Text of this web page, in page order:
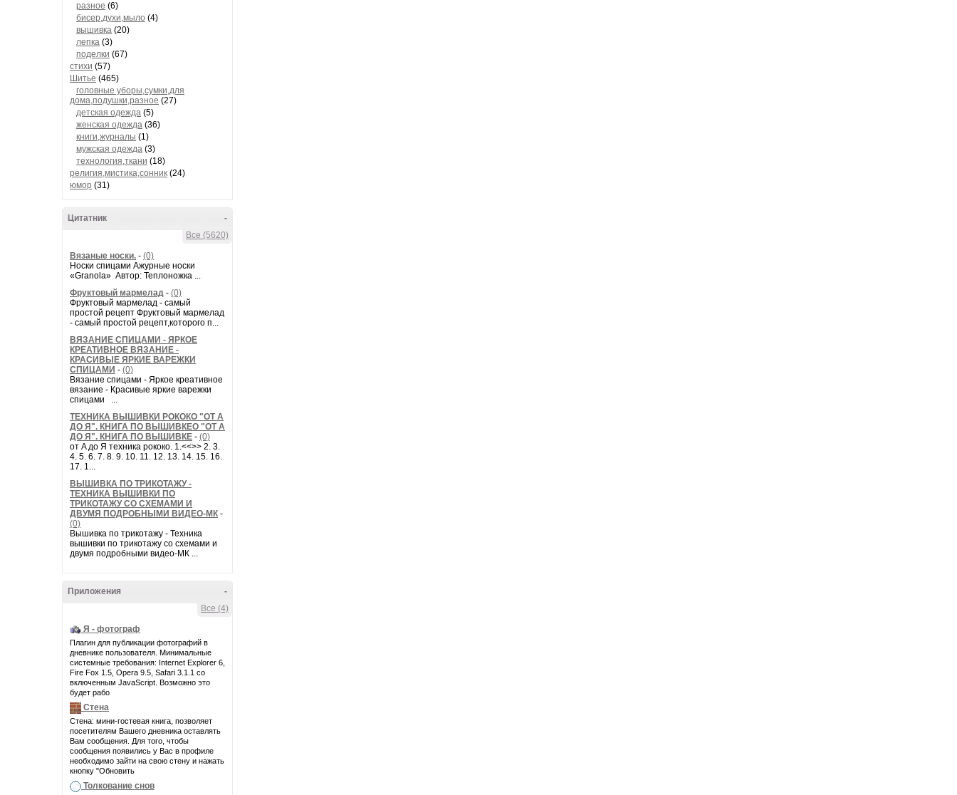
разное (6)
бисер,духи,мыло (4)
вышивка (20)
лепка (3)
поделки (67)
стихи (57)
Шитье (465)
головные уборы,сумки,для
дома,подушки,разное (27)
детская одежда (5)
женская одежда (36)
книги,журналы (1)
мужская одежда (3)
технология,ткани (18)
религия,мистика,сонник (24)
юмор (31)
-
Цитатник
Все (5620)
Вязаные носки. - (0)
Носки спицами Ажурные носки
«Granola» Автор: Теплоножка ...
Фруктовый мармелад - (0)
Фруктовый мармелад - самый
простой рецепт Фруктовый мармелад
- самый простой рецепт,которого п...
ВЯЗАНИЕ СПИЦАМИ - ЯРКОЕ
КРЕАТИВНОЕ ВЯЗАНИЕ -
КРАСИВЫЕ ЯРКИЕ ВАРЕЖКИ
СПИЦАМИ - (0)
Вязание спицами - Яркое креативное
вязание - Красивые яркие варежки
спицами ...
ТЕХНИКА ВЫШИВКИ РОКОКО "ОТ А
ДО Я". КНИГА ПО ВЫШИВКЕО "ОТ А
ДО Я". КНИГА ПО ВЫШИВКЕ - (0)
от A до Я техника рококо. 1.<<>> 2. 3.
4. 5. 6. 7. 8. 9. 10. 11. 12. 13. 14. 15. 16.
17. 1...
ВЫШИВКА ПО ТРИКОТАЖУ -
ТЕХНИКА ВЫШИВКИ ПО
ТРИКОТАЖУ СО СХЕМАМИ И
ДВУМЯ ПОДРОБНЫМИ ВИДЕО-МК -
(0)
Вышивка по трикотажу - Техника
вышивки по трикотажу со схемами и
двумя подробными видео-МК ...
-
Приложения
Все (4)
Я - фотограф
Плагин для публикации фотографий в
дневнике пользователя. Минимальные
системные требования: Internet Explorer 6,
Fire Fox 1.5, Opera 9.5, Safari 3.1.1 со
включенным JavaScript. Возможно это
будет рабо
Стена
Стена: мини-гостевая книга, позволяет
посетителям Вашего дневника оставлять
Вам сообщения. Для того, чтобы
сообщения появились у Вас в профиле
необходимо зайти на свою стену и нажать
кнопку "Обновить
Толкование снов